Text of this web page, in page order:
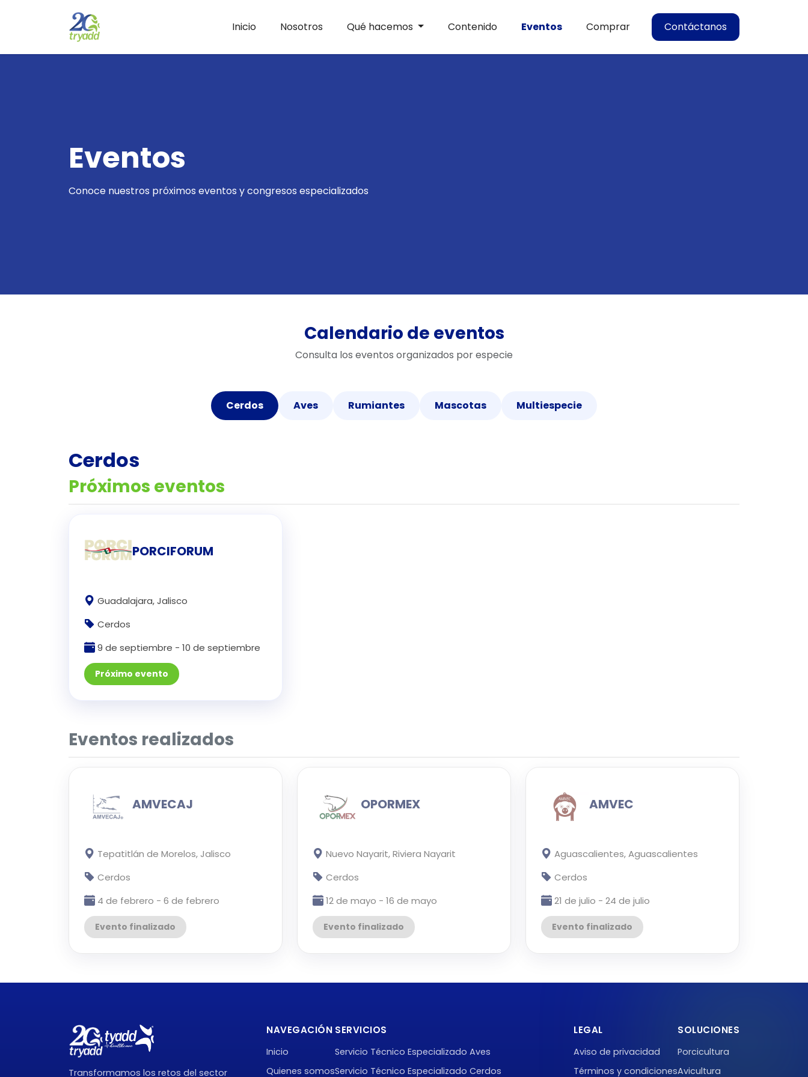
Inicio Nosotros Qué hacemos Contenido Eventos Comprar Contáctanos
Eventos
Conoce nuestros próximos eventos y congresos especializados
Calendario de eventos
Consulta los eventos organizados por especie
Cerdos Aves Rumiantes Mascotas Multiespecie
Cerdos
Próximos eventos
PORCIFORUM
Guadalajara, Jalisco
Cerdos
9 de septiembre - 10 de septiembre
Próximo evento
Eventos realizados
AMVECAJ
Tepatitlán de Morelos, Jalisco
Cerdos
4 de febrero - 6 de febrero
Evento finalizado
OPORMEX
Nuevo Nayarit, Riviera Nayarit
Cerdos
12 de mayo - 16 de mayo
Evento finalizado
AMVEC
Aguascalientes, Aguascalientes
Cerdos
21 de julio - 24 de julio
Evento finalizado
Transformamos los retos del sector
NAVEGACIÓN
Inicio
Quienes somos
SERVICIOS
Servicio Técnico Especializado Aves
Servicio Técnico Especializado Cerdos
LEGAL
Aviso de privacidad
Términos y condiciones
SOLUCIONES
Porcicultura
Avicultura